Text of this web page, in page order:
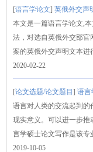
[语言学论文]英俄外交声
本文是一篇语言学论文,
法，对选自英俄外交部官
案的英俄外交声明文本进
2020-02-22
[论文选题/论文题目]语言
语言对人类的交流起到的
现实意义。可以进一步
言学硕士论文写作是该专
2019-10-05